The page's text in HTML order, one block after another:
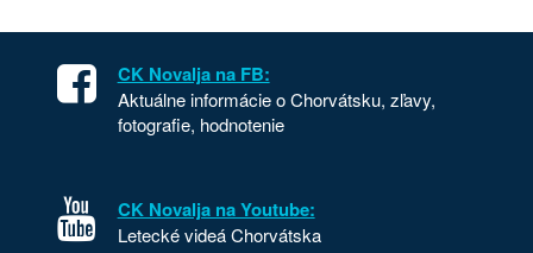
CK Novalja na FB:
Aktuálne informácie o Chorvátsku, zľavy,
fotografie, hodnotenie
CK Novalja na Youtube:
Letecké videá Chorvátska